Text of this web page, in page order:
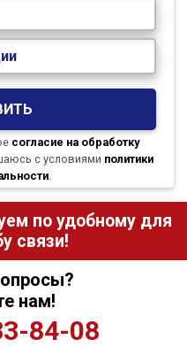
согласие на обработку
с условиями политики
.
по удобному для
связи!
нам!
84-08